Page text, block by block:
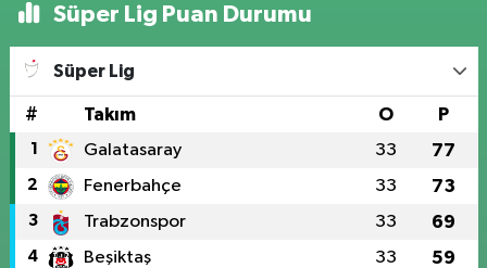
Süper Lig Puan Durumu
Süper Lig
# Takım O P
1 Galatasaray 33 77
2 Fenerbahçe 33 73
3 Trabzonspor 33 69
4 Beşiktaş 33 59